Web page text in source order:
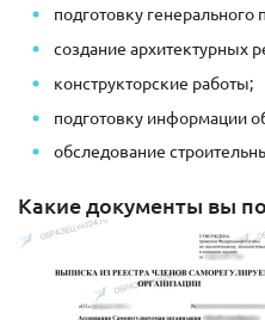
подготовку генерального
создание архитектурных
конструкторские работы;
подготовку информации
обследование
Какие документы вы